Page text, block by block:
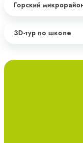
Горский
3D-тур по школе